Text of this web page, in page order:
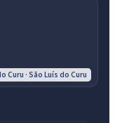
Curu · São Luís do Curu